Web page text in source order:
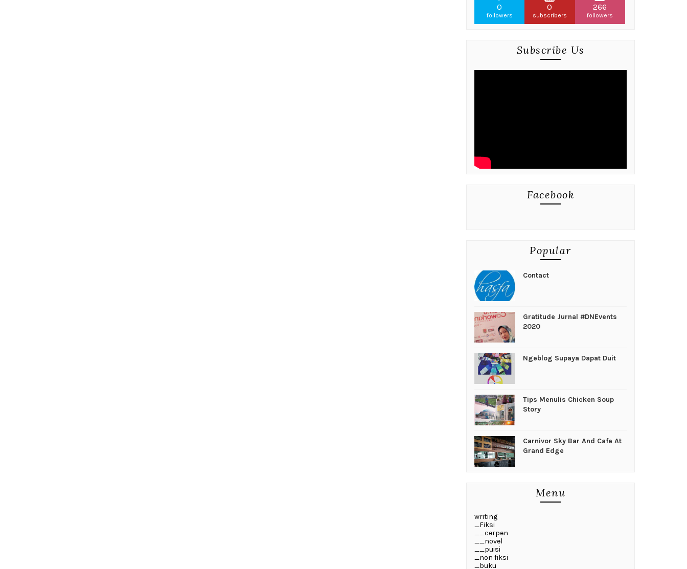
0
followers
0
subscribers
266
followers
Subscribe Us
Facebook
Popular
Contact
Gratitude Jurnal #DNEvents
2020
Ngeblog Supaya Dapat Duit
Tips Menulis Chicken Soup
Story
Carnivor Sky Bar And Cafe At
Grand Edge
Menu
writing
_Fiksi
__cerpen
__novel
__puisi
_non fiksi
_buku